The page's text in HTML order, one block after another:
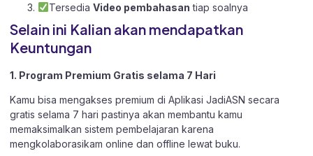
Tersedia Video pembahasan tiap soalnya
Selain ini Kalian akan mendapatkan
Keuntungan
1. Program Premium Gratis selama 7 Hari
Kamu bisa mengakses premium di Aplikasi JadiASN secara
gratis selama 7 hari pastinya akan membantu kamu
memaksimalkan sistem pembelajaran karena
mengkolaborasikam online dan offline lewat buku.